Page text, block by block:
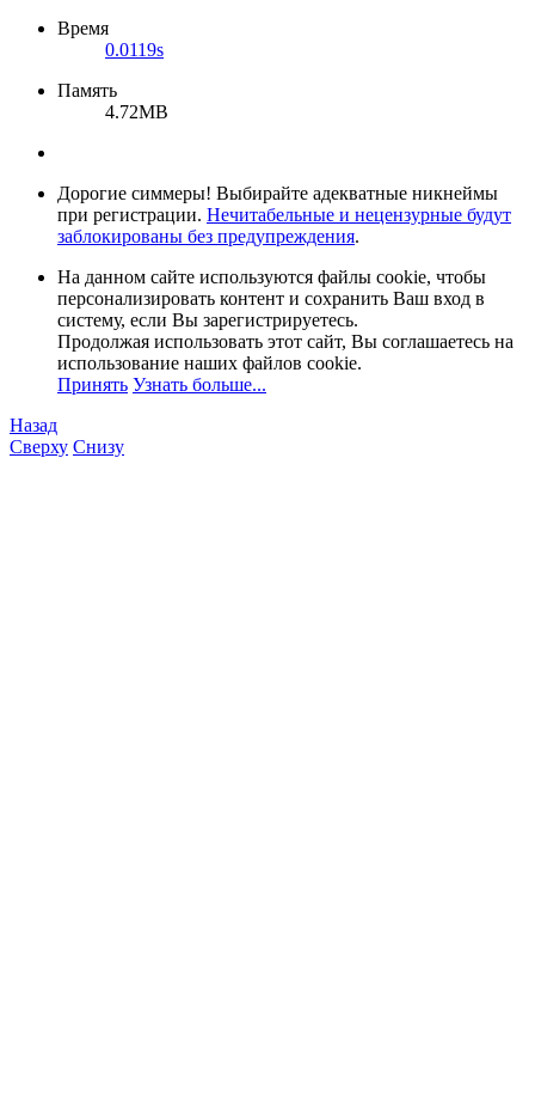
Время
0.0119s
Память
4.72MB
Дорогие симмеры! Выбирайте адекватные никнеймы
при регистрации. Нечитабельные и нецензурные будут
заблокированы без предупреждения.
На данном сайте используются файлы cookie, чтобы
персонализировать контент и сохранить Ваш вход в
систему, если Вы зарегистрируетесь.
Продолжая использовать этот сайт, Вы соглашаетесь на
использование наших файлов cookie.
Принять Узнать больше...
Назад
Сверху Снизу